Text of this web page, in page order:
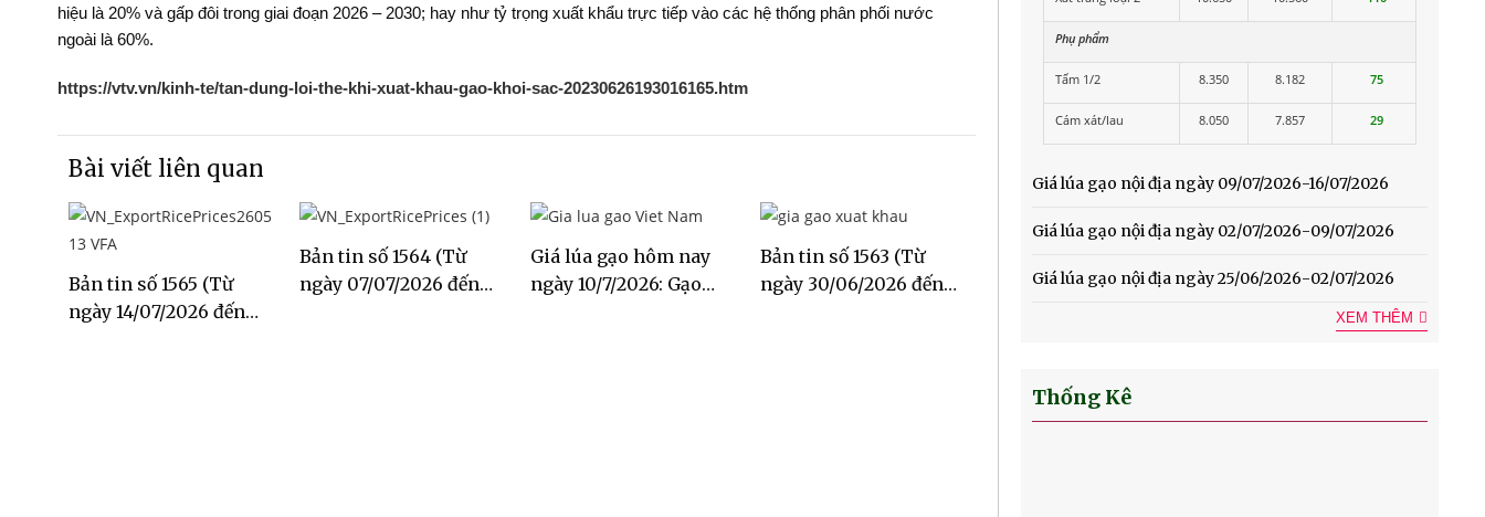
hiệu là 20% và gấp đôi trong giai đoạn 2026 – 2030; hay như tỷ trọng xuất khẩu trực tiếp vào các hệ thống phân phối nước
ngoài là 60%.
https://vtv.vn/kinh-te/tan-dung-loi-the-khi-xuat-khau-gao-khoi-sac-20230626193016165.htm
Bài viết liên quan
Bản tin số 1565 (Từ
ngày 14/07/2026 đến
Bản tin số 1564 (Từ
ngày 07/07/2026 đến
Giá lúa gạo hôm nay
ngày 10/7/2026: Gạo
Bản tin số 1563 (Từ
ngày 30/06/2026 đến
Phụ phẩm
Tấm 1/2 8.350 8.182 75
Cám xát/lau 8.050 7.857 29
Giá lúa gạo nội địa ngày 09/07/2026-16/07/2026
Giá lúa gạo nội địa ngày 02/07/2026-09/07/2026
Giá lúa gạo nội địa ngày 25/06/2026-02/07/2026
XEM THÊM
Thống Kê